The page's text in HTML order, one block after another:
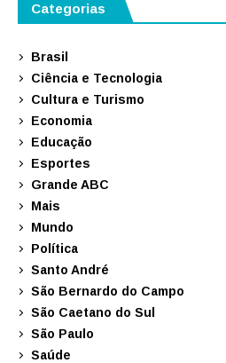
Categorias
Brasil
Ciência e Tecnologia
Cultura e Turismo
Economia
Educação
Esportes
Grande ABC
Mais
Mundo
Política
Santo André
São Bernardo do Campo
São Caetano do Sul
São Paulo
Saúde